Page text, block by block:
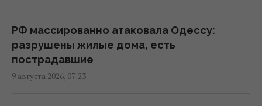
Россияне продвинулись в Часовом Яру, –
DeepState
РФ массированно атаковала Одессу:
разрушены жилые дома, есть
пострадавшие
9 августа 2026, 07:23